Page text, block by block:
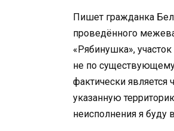
Пишет гражданка
проведённого
«Рябинушка»,
не по существующему
фактически
указанную
неисполнения я буду